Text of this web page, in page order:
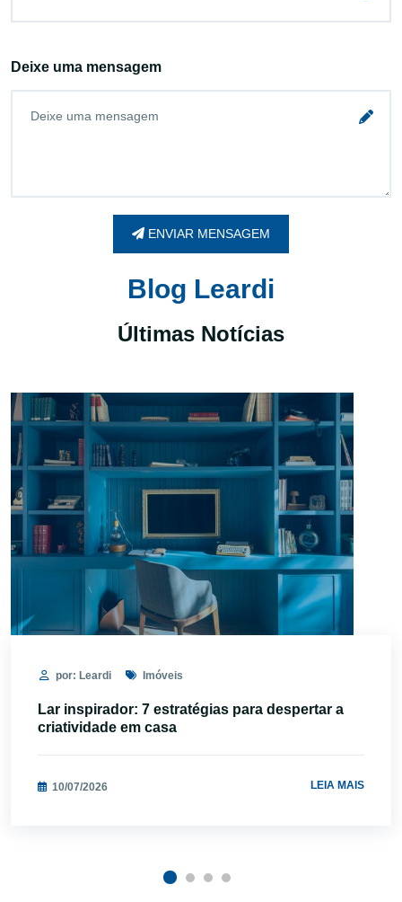
Deixe uma mensagem
ENVIAR MENSAGEM
Blog Leardi
Últimas Notícias
por: Leardi Imóveis
Lar inspirador: 7 estratégias para despertar a
criatividade em casa
10/07/2026 LEIA MAIS